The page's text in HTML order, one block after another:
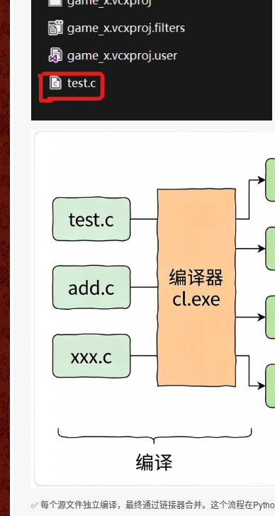
✅ 每个源文件独立编译，最终通过链接器合并。这个流程在